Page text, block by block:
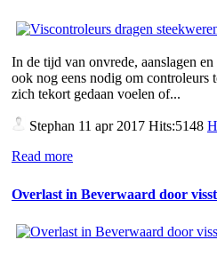
In de tijd van onvrede, aanslagen
ook nog eens nodig om
zich tekort gedaan voelen of...
Stephan 11 apr 2017 Hits:5148
Read more
Overlast in Beverwaard door